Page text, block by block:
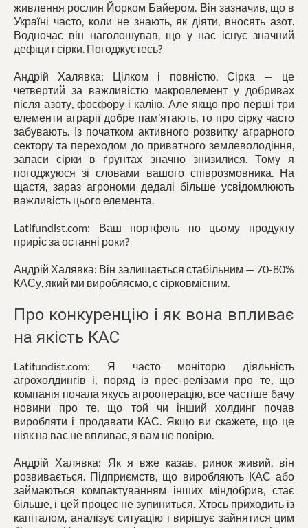
живлення рослин Йорком Байером. Він зазначив, що в
Україні часто, коли не знають, як діяти, вносять азот.
Водночас він наголошував, що у нас існує значний
дефіцит сірки. Погоджуєтесь?
Андрій Халявка: Цілком і повністю. Сірка — це
четвертий за важливістю макроелемент у добривах
після азоту, фосфору і калію. Але якщо про перші три
елементи аграрії добре пам’ятають, то про сірку часто
забувають. Із початком активного розвитку аграрного
сектору та переходом до приватного землеволодіння,
запаси сірки в ґрунтах значно знизилися. Тому я
погоджуюся зі словами вашого співрозмовника. На
щастя, зараз агрономи дедалі більше усвідомлюють
важливість цього елемента.
Latifundist.com: Ваш портфель по цьому продукту
приріс за останні роки?
Андрій Халявка: Він залишається стабільним — 70-80%
КАСу, який ми виробляємо, є сірковмісним.
Про конкуренцію і як вона впливає
на якість КАС
Latifundist.com: Я часто моніторю діяльність
агрохолдингів і, поряд із прес-релізами про те, що
компанія почала якусь агрооперацію, все частіше бачу
новини про те, що той чи інший холдинг почав
виробляти і продавати КАС. Якщо ви скажете, що це
ніяк на вас не впливає, я вам не повірю.
Андрій Халявка: Як я вже казав, ринок живий, він
розвивається. Підприємств, що виробляють КАС або
займаються компактуванням інших міндобрив, стає
більше, і цей процес не зупиниться. Хтось приходить із
капіталом, аналізує ситуацію і вирішує зайнятися цим